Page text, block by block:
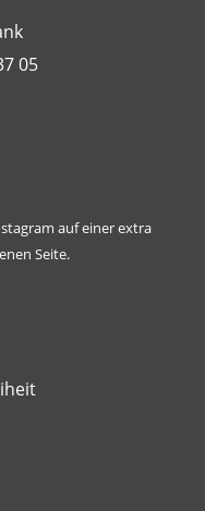
05
auf einer extra
Seite.